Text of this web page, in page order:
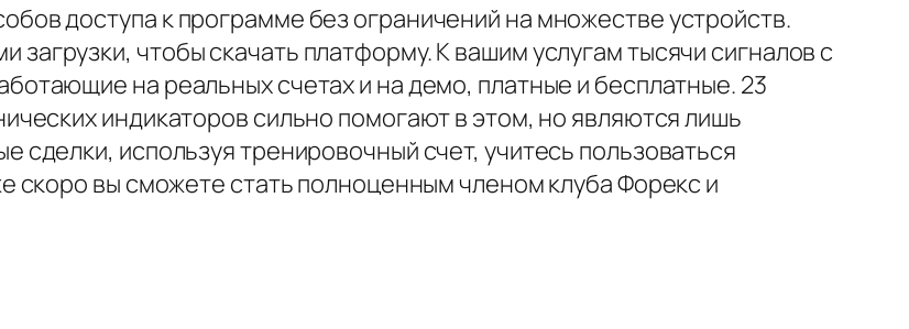
доступа к программе без ограничений на множестве устройств.
чтобы скачать платформу. К вашим услугам тысячи сигналов с
на реальных счетах и на демо, платные и бесплатные. 23
индикаторов сильно помогают в этом, но являются лишь
сделки, используя тренировочный счет, учитесь пользоваться
скоро вы сможете стать полноценным членом клуба Форекс и